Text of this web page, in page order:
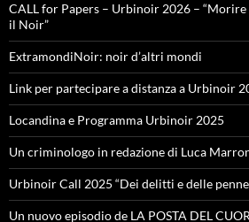
CALL for Papers – Urbinoir 2026 –
il Noir”
ExtramondiNoir: noir d’altri mondi
Link per partecipare a distanza a Urbinoir
Locandina e Programma Urbinoir 2025
Un criminologo in redazione di Luca
Urbinoir Call 2025 “Dei delitti e delle
Un nuovo episodio de LA POSTA DEL